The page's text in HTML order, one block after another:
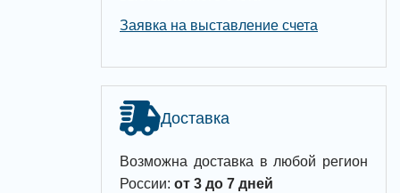
Заявка на выставление счета
Доставка
Возможна доставка в любой регион
России: от 3 до 7 дней